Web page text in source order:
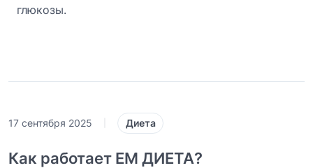
глюкозы.
17 сентября 2025 Диета
Как работает ЕМ ДИЕТА?